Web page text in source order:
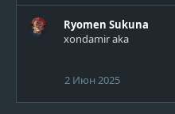
Ryomen Sukuna
xondamir aka
2 Июн 2025